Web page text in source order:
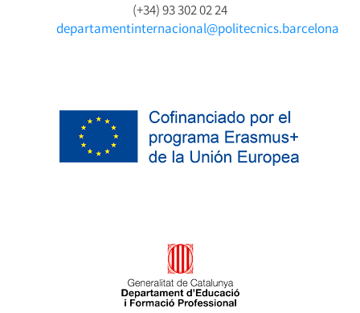
(+34) 93 302 02 24
departamentinternacional@politecnics.barcelona